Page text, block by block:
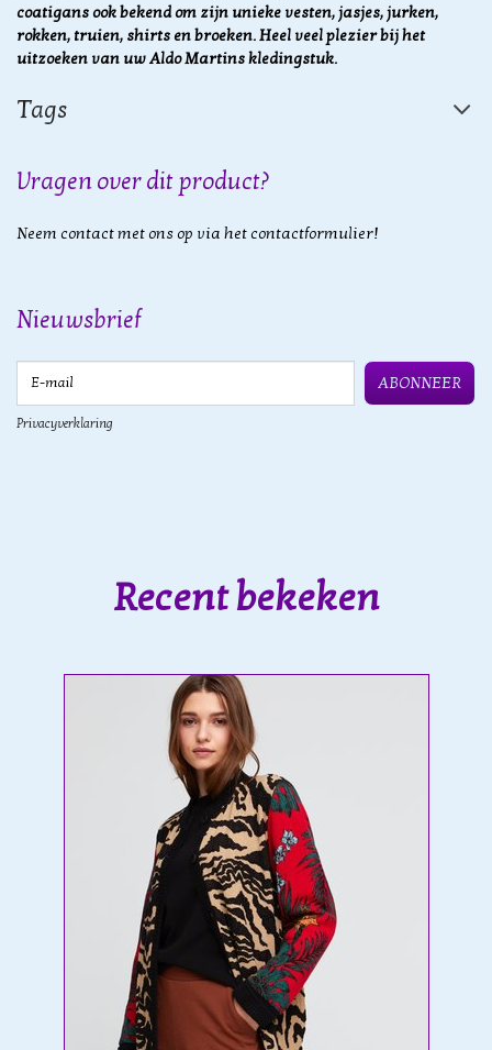
coatigans ook bekend om zijn unieke vesten, jasjes, jurken,
rokken, truien, shirts en broeken. Heel veel plezier bij het
uitzoeken van uw Aldo Martins kledingstuk.
Tags
Vragen over dit product?
Neem contact met ons op via het contactformulier!
Nieuwsbrief
ABONNEER
Privacyverklaring
Recent bekeken